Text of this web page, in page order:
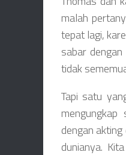
malah
tepat lagi,
sabar
tidak
Tapi satu
dengan
dunianya.